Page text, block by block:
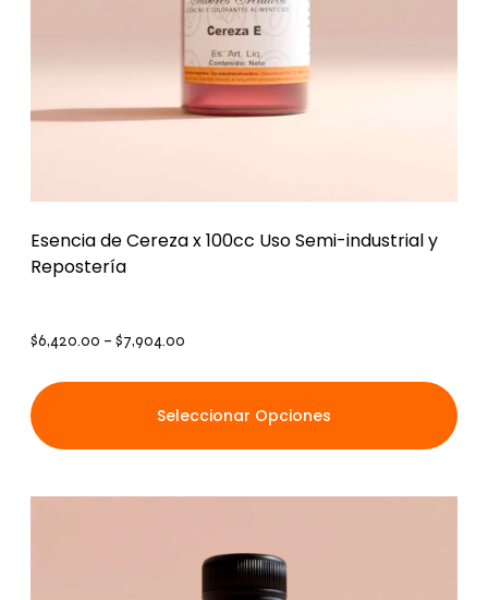
Esencia de Cereza x 100cc Uso Semi-industrial y
Repostería
$6,420.00 – $7,904.00
Seleccionar Opciones